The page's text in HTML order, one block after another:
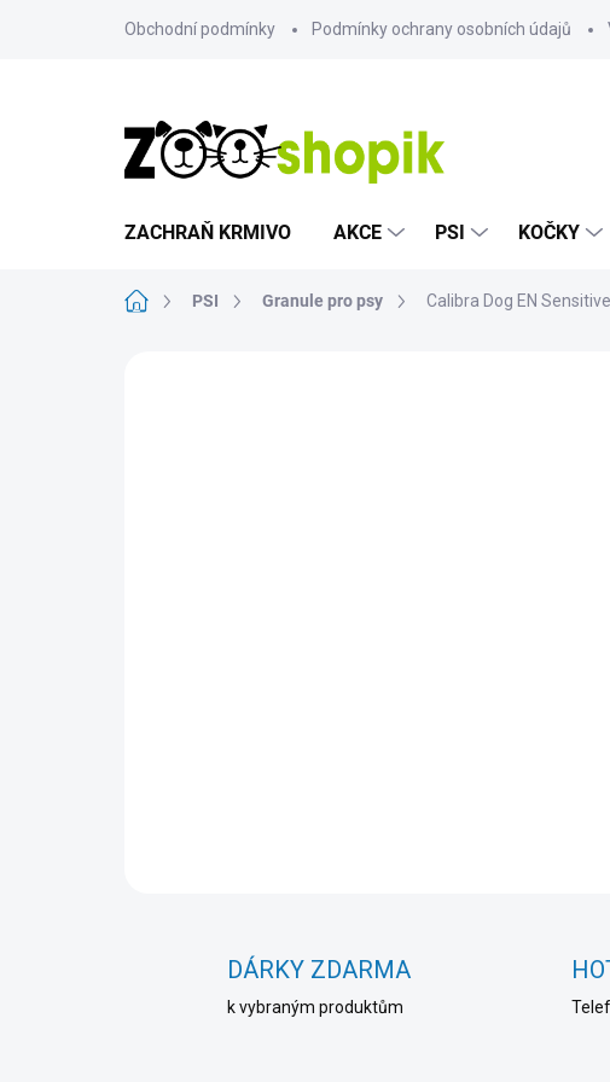
Obchodní podmínky Podmínky ochrany osobních údajů
ZACHRAŇ KRMIVO AKCE PSI KOČKY
Domů PSI Granule pro psy Calibra Dog EN
DÁRKY ZDARMA
k vybraným produktům